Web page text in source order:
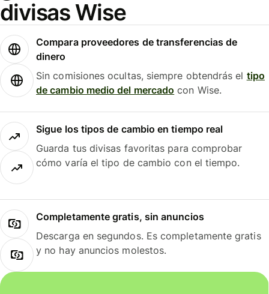
divisas Wise
Compara proveedores de transferencias de
dinero
Sin comisiones ocultas, siempre obtendrás el tipo
de cambio medio del mercado con Wise.
Sigue los tipos de cambio en tiempo real
Guarda tus divisas favoritas para comprobar
cómo varía el tipo de cambio con el tiempo.
Completamente gratis, sin anuncios
Descarga en segundos. Es completamente gratis
y no hay anuncios molestos.